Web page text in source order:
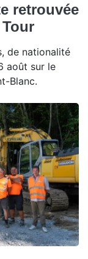
retrouvée
de nationalité
août sur le
Blanc.